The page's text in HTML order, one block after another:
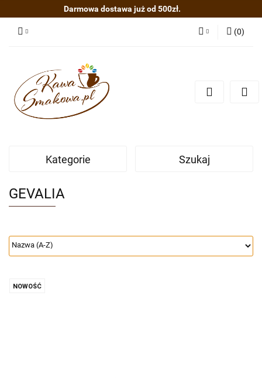
Darmowa dostawa już od 500zł.
Dodaj zgłoszenie
(0)
Kategorie Szukaj
GEVALIA
NOWOŚĆ